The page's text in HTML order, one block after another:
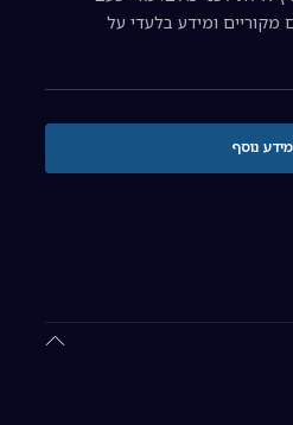
מקוריים ומידע בלעדי על
נוסף